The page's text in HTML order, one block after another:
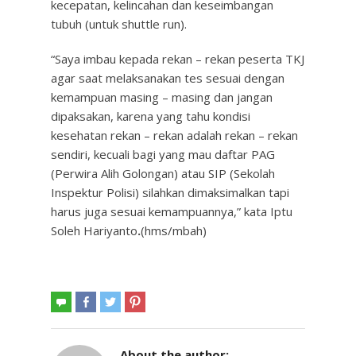
kecepatan, kelincahan dan keseimbangan
tubuh (untuk shuttle run).
“Saya imbau kepada rekan – rekan peserta TKJ
agar saat melaksanakan tes sesuai dengan
kemampuan masing – masing dan jangan
dipaksakan, karena yang tahu kondisi
kesehatan rekan – rekan adalah rekan – rekan
sendiri, kecuali bagi yang mau daftar PAG
(Perwira Alih Golongan) atau SIP (Sekolah
Inspektur Polisi) silahkan dimaksimalkan tapi
harus juga sesuai kemampuannya,” kata Iptu
Soleh Hariyanto.(hms/mbah)